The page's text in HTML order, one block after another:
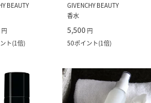
BEAUTY
円
ト(1倍)
GIVENCHY BEAUTY
香水
5,500 円
50ポイント(1倍)